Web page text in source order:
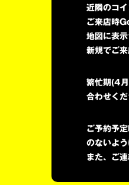
近隣のコイ
ご来店時
地図に表
新規でご
繁忙期(4
合わせくだ
ご予約予
のないよう
また、ご